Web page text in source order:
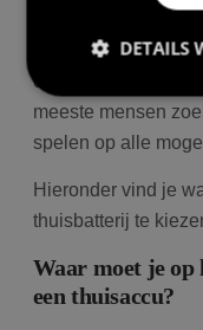
heeft. Sommige
om de stroom te
meeste mensen
spelen op alle
Hieronder vind je
thuisbatterij te
Waar moet je op
een thuisaccu?
DETAILS
Prestatie
cookies. Deze